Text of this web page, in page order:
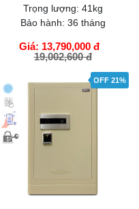
Trọng lượng: 41kg
Bảo hành: 36 tháng
Giá: 13,790,000 đ
19,002,600 đ
GIỎ HÀNG
OFF 21%